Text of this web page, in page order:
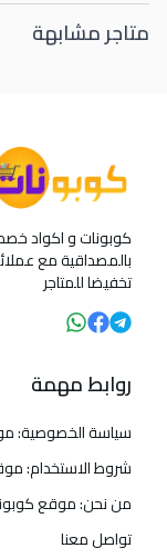
متاجر مشابهة
بالمصداقية مع
تخفيضا للمتاجر
روابط مهمة
سياسة الخصوصية:
شروط الاستخدام:
من نحن: موقع
تواصل معنا